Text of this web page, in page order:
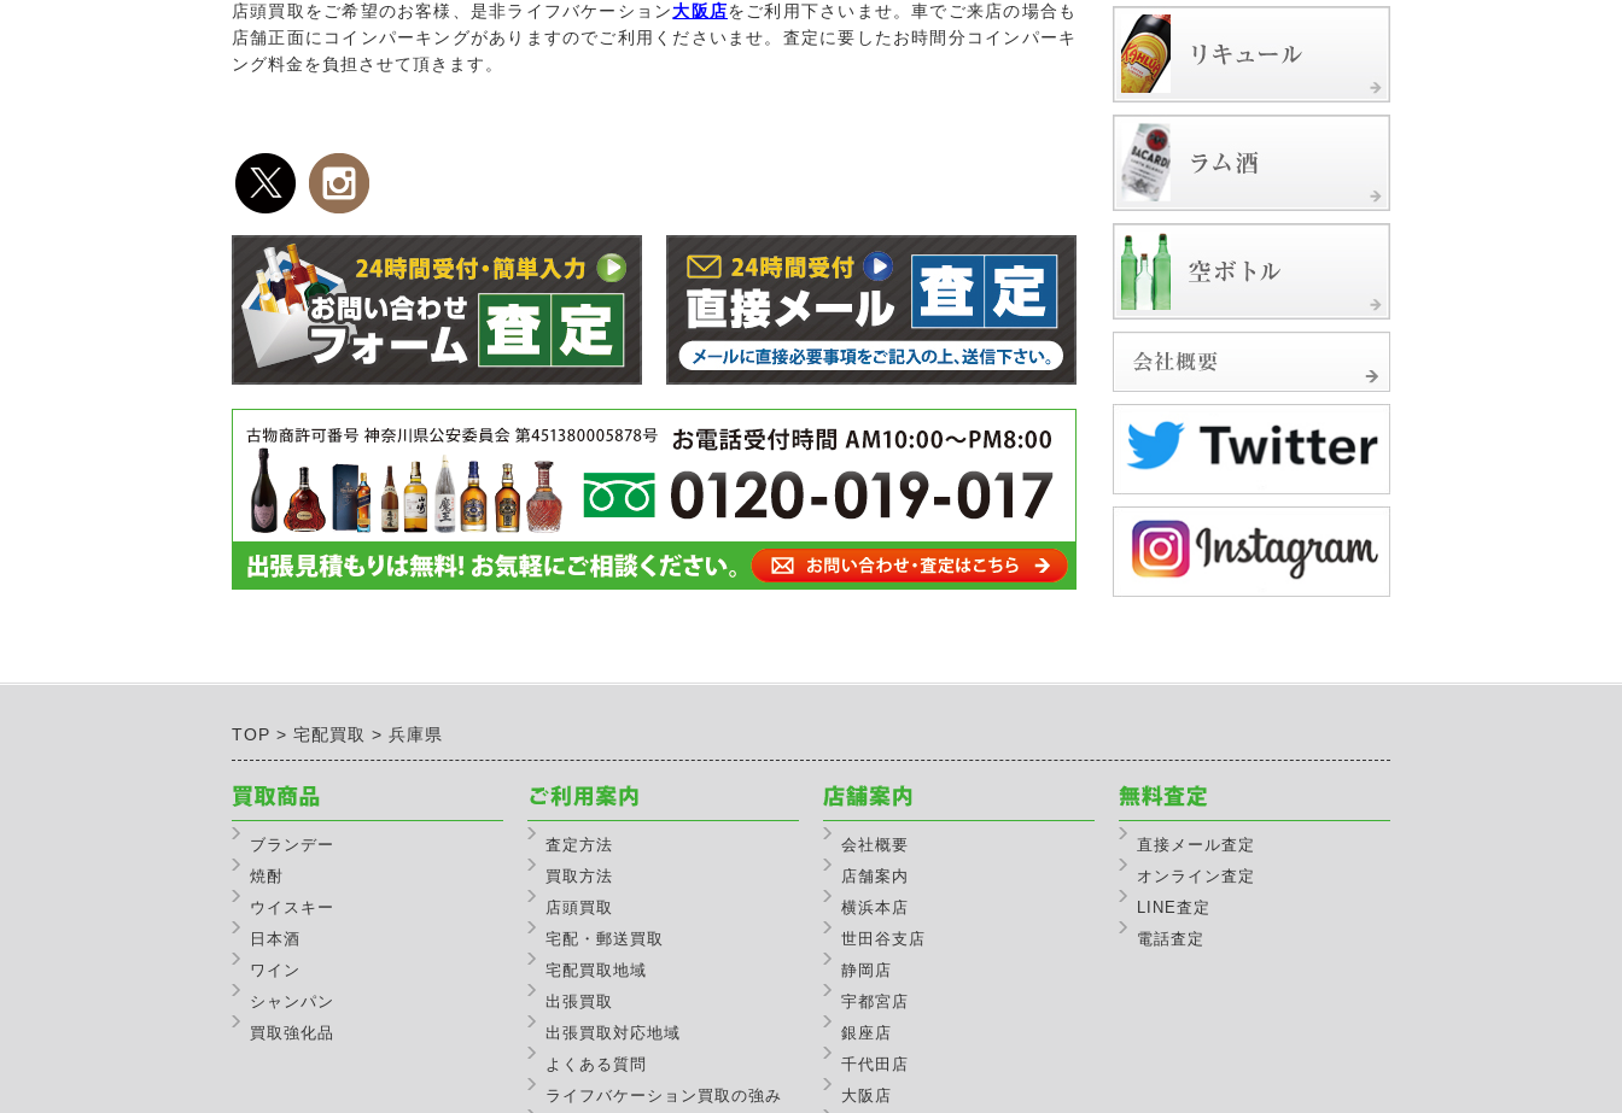
店頭買取をご希望のお客様、是非ライフバケーション大阪店をご利用下さいませ。車でご来店の場合も
店舗正面にコインパーキングがありますのでご利用くださいませ。査定に要したお時間分コインパーキ
ング料金を負担させて頂きます。
TOP 宅配買取 兵庫県
ブランデー
焼酎
ウイスキー
日本酒
ワイン
シャンパン
買取強化品
査定方法
買取方法
店頭買取
宅配・郵送買取
宅配買取地域
出張買取
出張買取対応地域
よくある質問
ライフバケーション買取の強み
会社概要
店舗案内
横浜本店
世田谷支店
静岡店
宇都宮店
銀座店
千代田店
大阪店
直接メール査定
オンライン査定
LINE査定
電話査定